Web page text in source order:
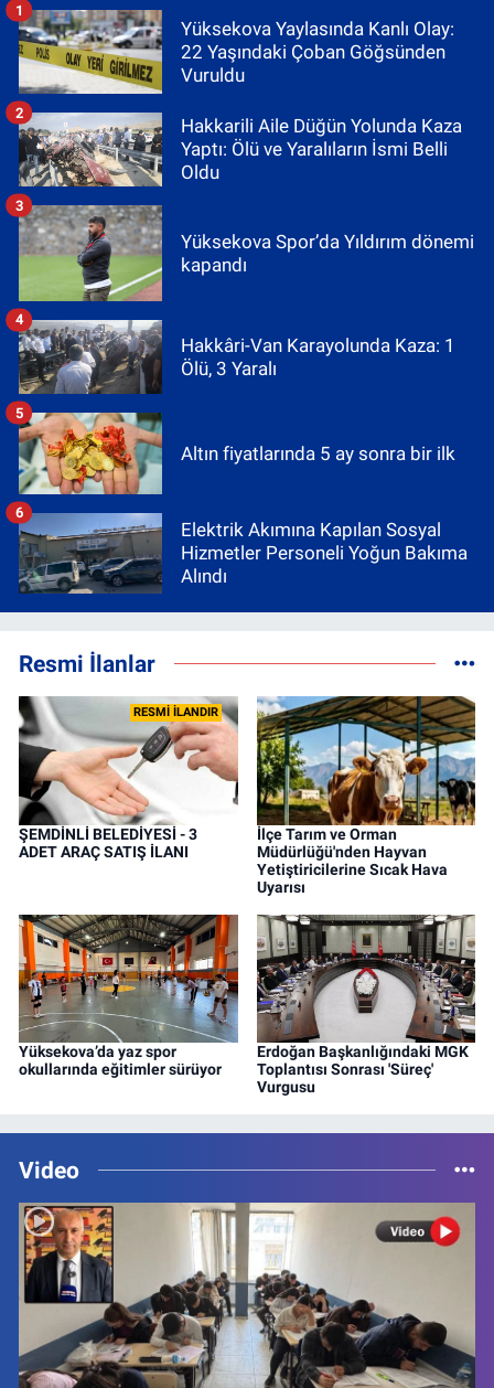
Yüksekova Yaylasında Kanlı Olay:
22 Yaşındaki Çoban Göğsünden
Vuruldu
1
Hakkarili Aile Düğün Yolunda Kaza
Yaptı: Ölü ve Yaralıların İsmi Belli
Oldu
2
Yüksekova Spor’da Yıldırım dönemi
kapandı
3
Hakkâri-Van Karayolunda Kaza: 1
Ölü, 3 Yaralı
4
Altın fiyatlarında 5 ay sonra bir ilk
5
Elektrik Akımına Kapılan Sosyal
Hizmetler Personeli Yoğun Bakıma
Alındı
6
Resmi İlanlar
RESMİ İLANDIR
ŞEMDİNLİ BELEDİYESİ - 3
ADET ARAÇ SATIŞ İLANI
İlçe Tarım ve Orman
Müdürlüğü'nden Hayvan
Yetiştiricilerine Sıcak Hava
Uyarısı
Yüksekova’da yaz spor
okullarında eğitimler sürüyor
Erdoğan Başkanlığındaki MGK
Toplantısı Sonrası 'Süreç'
Vurgusu
Video